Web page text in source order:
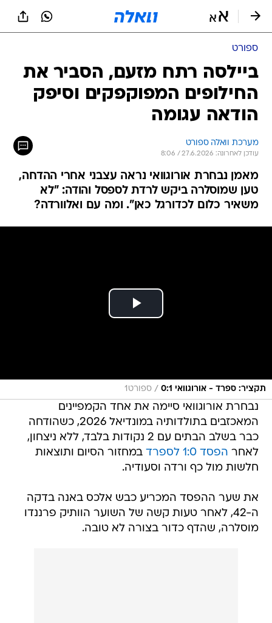
ספורט
ביילסה רתח מזעם, הסביר את
החילופים המפוקפקים וסיפק
הודאה עגומה
מערכת וואלה ספורט
עודכן לאחרונה: 27.6.2026 / 8:06
מאמן נבחרת אורוגוואי נראה עצבני אחרי ההדחה,
טען שמוסלרה ביקש לרדת לספסל והודה: "לא
משאיר כלום לכדורגל כאן". ומה עם ואלוורדה?
תקציר: ספרד - אורוגוואי 0:1 / ספורט1
נבחרת אורוגוואי סיימה את אחד הקמפיינים
המאכזבים בתולדותיה במונדיאל 2026, כשהודחה
כבר בשלב הבתים עם 2 נקודות בלבד, ללא ניצחון,
לאחר הפסד 1:0 לספרד
במחזור הסיום ותוצאות
חלשות מול כף ורדה וסעודיה.
את שער ההפסד המכריע כבש אלכס באנה בדקה
ה-42, לאחר טעות קשה של השוער הוותיק פרננדו
מוסלרה, שהדף כדור בצורה לא טובה.